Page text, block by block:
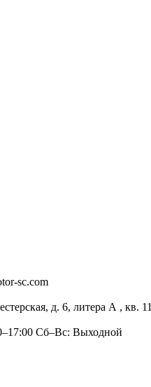
sc.com
д. 6, литера А , кв. 11
Сб–Вс: Выходной